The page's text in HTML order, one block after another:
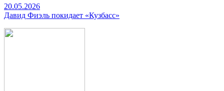
20.05.2026
Давид Фиэль покидает «Кузбасс»